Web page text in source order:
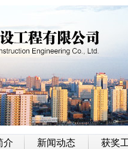
介 新闻动态 获奖